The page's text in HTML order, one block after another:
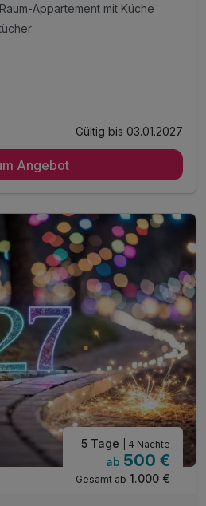
Appartement mit Küche
Gültig bis 03.01.2027
Angebot
5 Tage | 4 Nächte
ab 500 €
Gesamt ab 1.000 €